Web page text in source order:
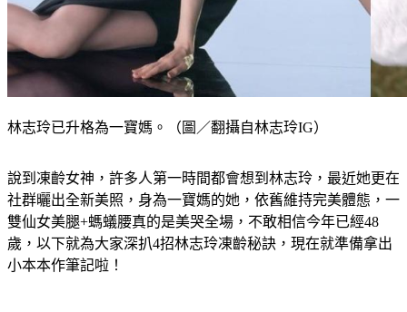
林志玲已升格為一寶媽。（圖／翻攝自林志玲IG）
說到凍齡女神，許多人第一時間都會想到林志玲，最近她更在
社群曬出全新美照，身為一寶媽的她，依舊維持完美體態，一
雙仙女美腿+螞蟻腰真的是美哭全場，不敢相信今年已經48
歲，以下就為大家深扒4招林志玲凍齡秘訣，現在就準備拿出
小本本作筆記啦！